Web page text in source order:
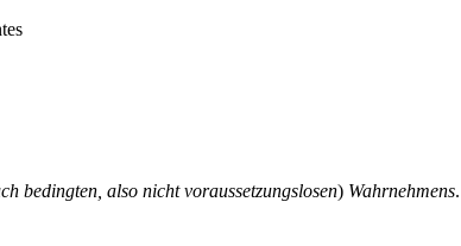
bedingten, also nicht voraussetzungslosen) Wahrnehmens.